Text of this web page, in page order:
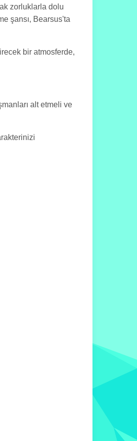
zorluklarla dolu
şansı, Bearsus'ta
bir atmosferde,
alt etmeli ve